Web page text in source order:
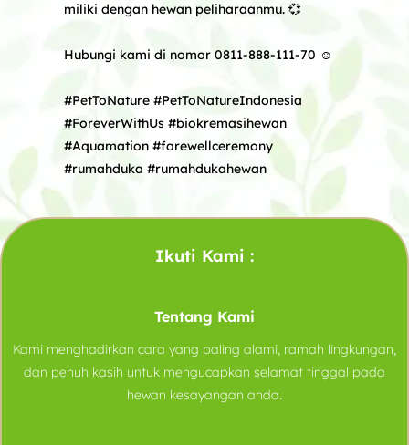
miliki dengan hewan peliharaanmu. 💞
Hubungi kami di nomor 0811-888-111-70 ☺️
#PetToNature #PetToNatureIndonesia
#ForeverWithUs #biokremasihewan
#Aquamation #farewellceremony
#rumahduka #rumahdukahewan
Ikuti Kami :
Tentang Kami
Kami menghadirkan cara yang paling alami, ramah lingkungan,
dan penuh kasih untuk mengucapkan selamat tinggal pada
hewan kesayangan anda.